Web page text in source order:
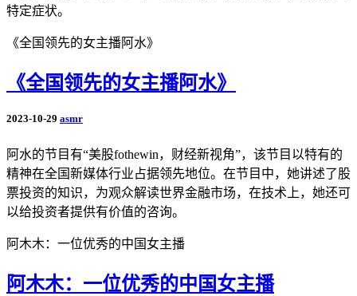
特定症状。
《全国领先的女主播阿水》
《全国领先的女主播阿水》
2023-10-29 asmr
阿水的节目有“美股fothewin，财经新视角”，该节目以特有的
精神在全国新媒体行业占据领先地位。在节目中，她讲述了股
票投资的知识，为观众解读世界金融市场，在技术上，她还可
以给投资者提供有价值的咨询。
阿木木：一位优秀的中国女主播
阿木木：一位优秀的中国女主播